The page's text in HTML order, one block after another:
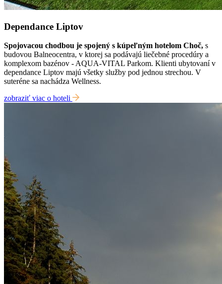
Dependance Liptov
Spojovacou chodbou je spojený s kúpeľným hotelom Choč, s
budovou Balneocentra, v ktorej sa podávajú liečebné procedúry a
komplexom bazénov - AQUA-VITAL Parkom. Klienti ubytovaní v
dependance Liptov majú všetky služby pod jednou strechou. V
suteréne sa nachádza Wellness.
zobraziť viac o hoteli